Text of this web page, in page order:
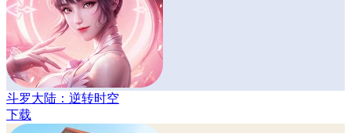
斗罗大陆：逆转时空
下载